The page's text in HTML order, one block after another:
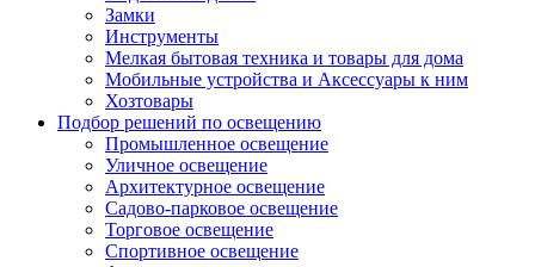
Замки
Инструменты
Мелкая бытовая техника и товары для дома
Мобильные устройства и Аксессуары к ним
Хозтовары
Подбор решений по освещению
Промышленное освещение
Уличное освещение
Архитектурное освещение
Садово-парковое освещение
Торговое освещение
Спортивное освещение